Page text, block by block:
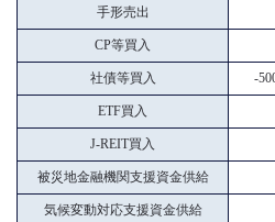
手形売出
CP等買入
社債等買入 -
ETF買入
J-REIT買入
被災地金融機関支援資金供給
気候変動対応支援資金供給